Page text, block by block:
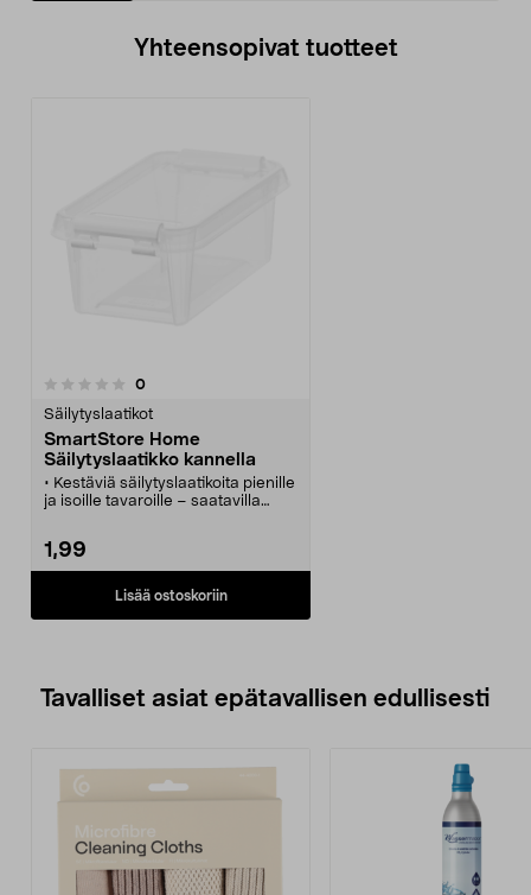
Yhteensopivat tuotteet
0arvostelut
Säilytyslaatikot
SmartStore Home
Säilytyslaatikko kannella
• Kestäviä säilytyslaatikoita pienille
ja isoille tavaroille – saatavilla
säilytyslaatikkosarja, joka
helpottaa arkeasi.
• Laatikot, joissa on samankokoiset
rasioita ja kansia.
1,99
Lisää ostoskoriin
Tavalliset asiat epätavallisen edullisesti